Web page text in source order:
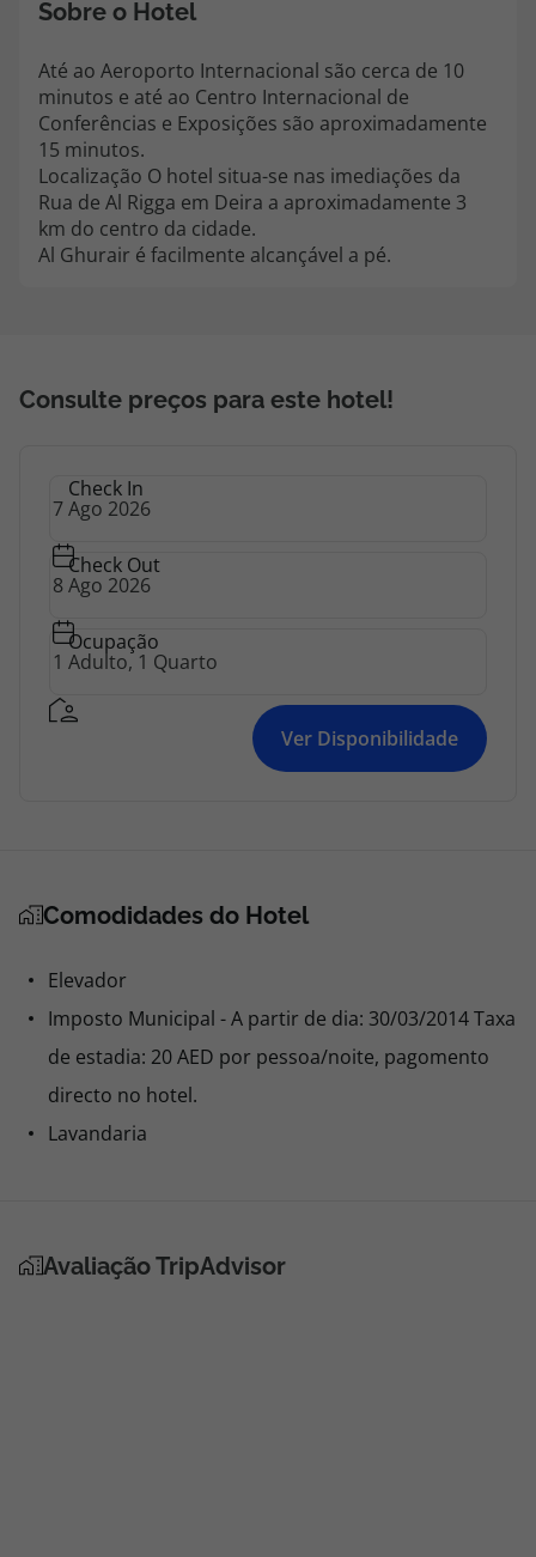
Contactos
Apoio ao cliente em Portugal
218 925 471
Custo de uma chamada para a rede fixa nacional.
Apoio ao cliente no Estrangeiro
218 925 471
center a funcionar todos os dias úteis das 10:00 às 20:00 e Sábado
das 10:00 às 14:00.
topatlantico@topatlantico.com
Sobre o Hotel
Até ao Aeroporto Internacional são cerca de 10
minutos e até ao Centro Internacional de
Conferências e Exposições são aproximadamente
15 minutos.
Localização O hotel situa-se nas imediações da
Rua de Al Rigga em Deira a aproximadamente 3
km do centro da cidade.
Al Ghurair é facilmente alcançável a pé.
Consulte preços para este hotel!
Check In
Check Out
Ocupação
Ver Disponibilidade
Comodidades do Hotel
Elevador
Imposto Municipal - A partir de dia: 30/03/2014 Taxa
de estadia: 20 AED por pessoa/noite, pagomento
directo no hotel.
Lavandaria
Avaliação TripAdvisor